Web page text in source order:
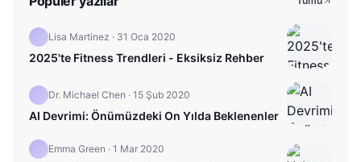
Lisa Martinez · 31 Oca 2020
2025'te Fitness Trendleri - Eksiksiz Rehber
Dr. Michael Chen · 15 Şub 2020
AI Devrimi: Önümüzdeki On Yılda Beklenenler
Emma Green · 1 Mar 2020